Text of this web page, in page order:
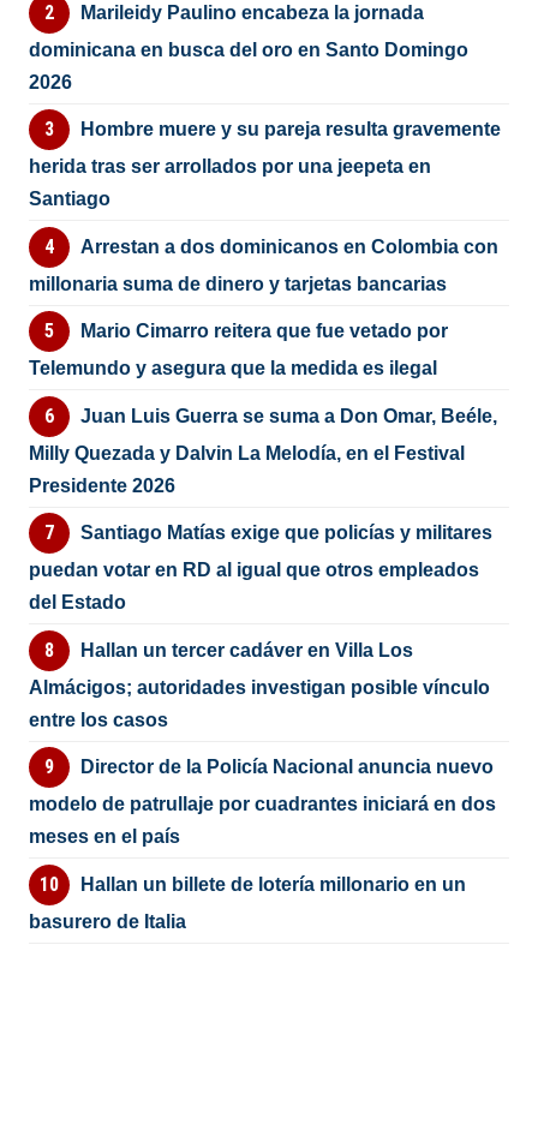
Marileidy Paulino encabeza la jornada
dominicana en busca del oro en Santo Domingo
2026
Hombre muere y su pareja resulta gravemente
herida tras ser arrollados por una jeepeta en
Santiago
Arrestan a dos dominicanos en Colombia con
millonaria suma de dinero y tarjetas bancarias
Mario Cimarro reitera que fue vetado por
Telemundo y asegura que la medida es ilegal
Juan Luis Guerra se suma a Don Omar, Beéle,
Milly Quezada y Dalvin La Melodía, en el Festival
Presidente 2026
Santiago Matías exige que policías y militares
puedan votar en RD al igual que otros empleados
del Estado
Hallan un tercer cadáver en Villa Los
Almácigos; autoridades investigan posible vínculo
entre los casos
Director de la Policía Nacional anuncia nuevo
modelo de patrullaje por cuadrantes iniciará en dos
meses en el país
Hallan un billete de lotería millonario en un
basurero de Italia